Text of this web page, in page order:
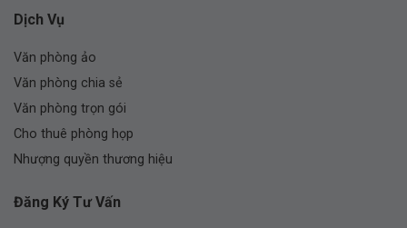
Dịch Vụ
Văn phòng ảo
Văn phòng chia sẻ
Văn phòng trọn gói
Cho thuê phòng họp
Nhượng quyền thương hiệu
Đăng Ký Tư Vấn